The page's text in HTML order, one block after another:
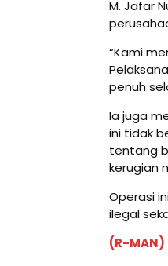
M. Jafar
“Kami
penuh
Ia juga
ini tidak
tentang
kerugian
Operasi
ilegal
(R-MAN)